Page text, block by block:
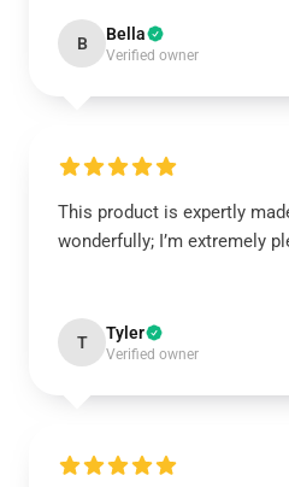
B Bella
Verified owner
This product is expertly
wonderfully; I’m extremely
T Tyler
Verified owner